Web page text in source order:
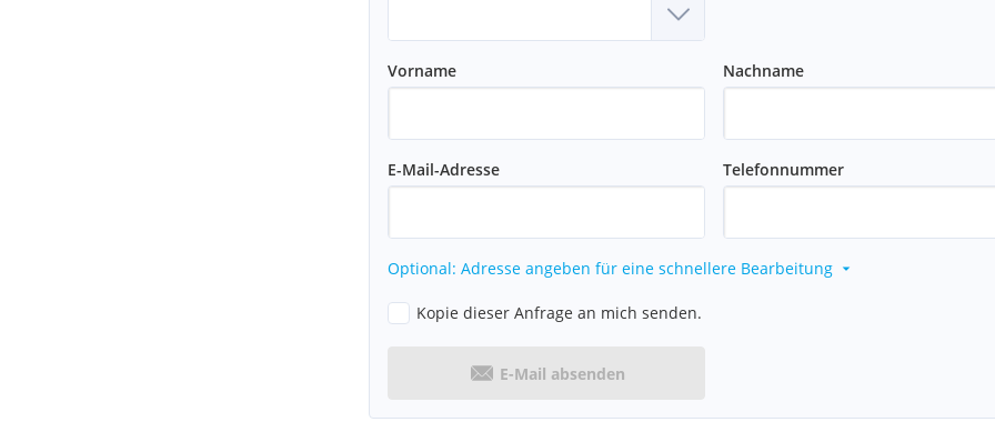
Vorname Nachname
E-Mail-Adresse Telefonnummer
Optional: Adresse angeben für eine schnellere Bearbeitung
Kopie dieser Anfrage an mich senden.
E-Mail absenden